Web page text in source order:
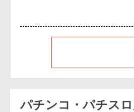
パチンコ・パチス